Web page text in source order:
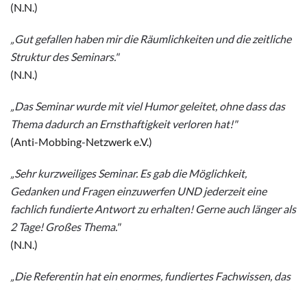
(N.N.)
„Gut gefallen haben mir die Räumlichkeiten und die zeitliche
Struktur des Seminars."
(N.N.)
„Das Seminar wurde mit viel Humor geleitet, ohne dass das
Thema dadurch an Ernsthaftigkeit verloren hat!"
(Anti-Mobbing-Netzwerk e.V.)
„Sehr kurzweiliges Seminar. Es gab die Möglichkeit,
Gedanken und Fragen einzuwerfen UND jederzeit eine
fachlich fundierte Antwort zu erhalten! Gerne auch länger als
2 Tage! Großes Thema."
(N.N.)
„Die Referentin hat ein enormes, fundiertes Fachwissen, das